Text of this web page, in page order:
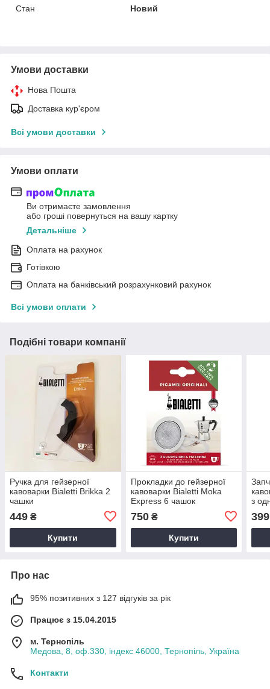
Стан
Новий
Умови доставки
Нова Пошта
Доставка кур'єром
Всі умови доставки
Умови оплати
Ви отримаєте замовлення
або гроші повернуться на вашу картку
Детальніше
Оплата на рахунок
Готівкою
Оплата на банківський розрахунковий рахунок
Всі умови оплати
Подібні товари компанії
Ручка для гейзерної
кавоварки Bialetti Brikka 2
чашки
449 ₴
Купити
Прокладки до гейзерної
кавоварки Bialetti Moka
Express 6 чашок
750₴
Купити
з
399
Про нас
95% позитивних з 127 відгуків за рік
Працює з 15.04.2015
м. Тернопіль
Медова, 8, оф.330, індекс 46000, Тернопіль, Україна
Контакти